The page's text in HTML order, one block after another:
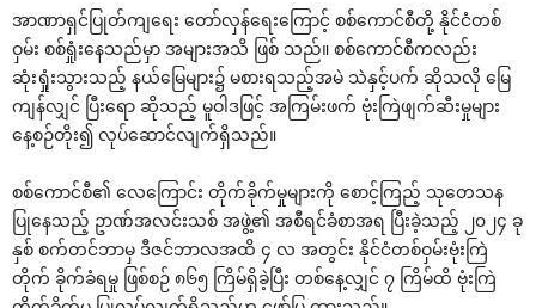
အာဏာရှင်ပြုတ်ကျရေး တော်လှန်ရေးကြောင့် စစ်ကောင်စီတို့ နိုင်ငံတစ်
ဝှမ်း စစ်ရှုံးနေသည်မှာ အများအသိ ဖြစ် သည်။ စစ်ကောင်စီကလည်း
ဆုံးရှုံးသွားသည့် နယ်မြေများ၌ မစားရသည့်အမဲ သဲနှင့်ပက် ဆိုသလို မြေ
ကျန်လျှင် ပြီးရော ဆိုသည့် မူဝါဒဖြင့် အကြမ်းဖက် ဗုံးကြဲဖျက်ဆီးမှုများ
နေ့စဉ်တိုး၍ လုပ်ဆောင်လျက်ရှိသည်။
စစ်ကောင်စီ၏ လေကြောင်း တိုက်ခိုက်မှုများကို စောင့်ကြည့် သုတေသန
ပြုနေသည့် ဥာဏ်အလင်းသစ် အဖွဲ့၏ အစီရင်ခံစာအရ ပြီးခဲ့သည့် ၂၀၂၄ ခု
နှစ် စက်တင်ဘာမှ ဒီဇင်ဘာလအထိ ၄ လ အတွင်း နိုင်ငံတစ်ဝှမ်းဗုံးကြဲ
တိုက် ခိုက်ခံရမှု ဖြစ်စဉ် ၈၆၅ ကြိမ်ရှိခဲ့ပြီး တစ်နေ့လျှင် ၇ ကြိမ်ထိ ဗုံးကြဲ